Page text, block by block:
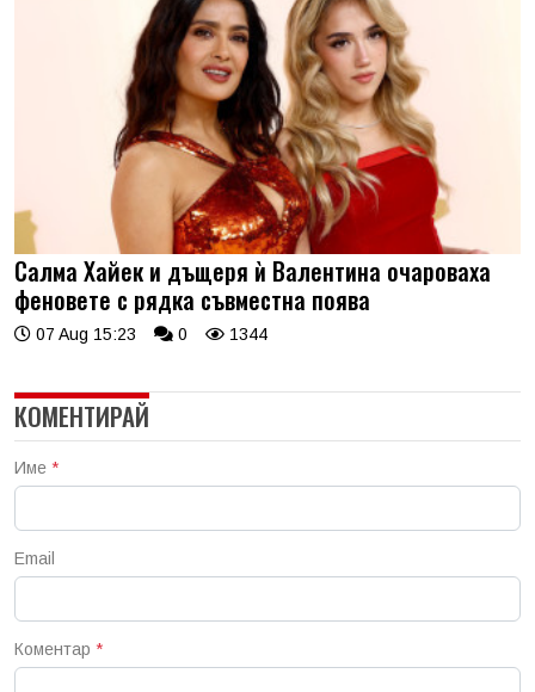
Салма Хайек и дъщеря ѝ Валентина очароваха
феновете с рядка съвместна поява
07 Aug 15:23 0 1344
КОМЕНТИРАЙ
Име *
Email
Коментар *